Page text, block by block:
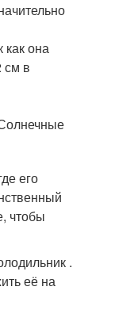
как она
см в
его
чтобы
.
её на